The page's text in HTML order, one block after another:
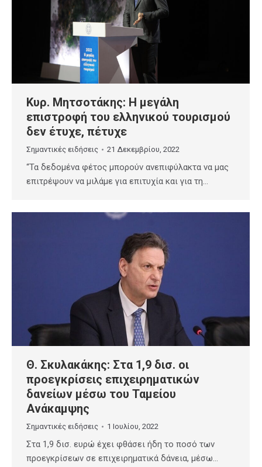
Κυρ. Μητσοτάκης: Η μεγάλη
επιστροφή του ελληνικού τουρισμού
δεν έτυχε, πέτυχε
Σημαντικές ειδήσεις 21 Δεκεμβρίου, 2022
“Τα δεδομένα φέτος μπορούν ανεπιφύλακτα να μας
επιτρέψουν να μιλάμε για επιτυχία και για τη…
Θ. Σκυλακάκης: Στα 1,9 δισ. οι
προεγκρίσεις επιχειρηματικών
δανείων μέσω του Ταμείου
Ανάκαμψης
Σημαντικές ειδήσεις 1 Ιουλίου, 2022
Στα 1,9 δισ. ευρώ έχει φθάσει ήδη το ποσό των
προεγκρίσεων σε επιχειρηματικά δάνεια, μέσω…